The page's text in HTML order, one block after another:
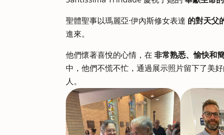
聖體聖事以瑪麗亞·伊內斯修女表達 的對天父
進來。
他們懷著喜悅的心情，在非常熟悉、愉快和
中，他們不慌不忙，通過展示照片留下了美
人。